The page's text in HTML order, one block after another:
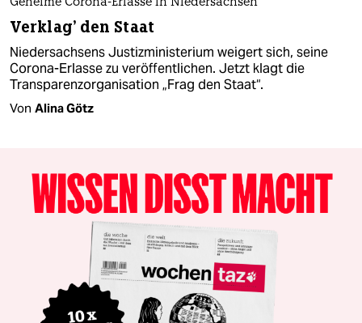
Geheime Corona-Erlasse in Niedersachsen
Verklag' den Staat
Niedersachsens Justizministerium weigert sich, seine
Corona-Erlasse zu veröffentlichen. Jetzt klagt die
Transparenzorganisation „Frag den Staat“.
Von Alina Götz